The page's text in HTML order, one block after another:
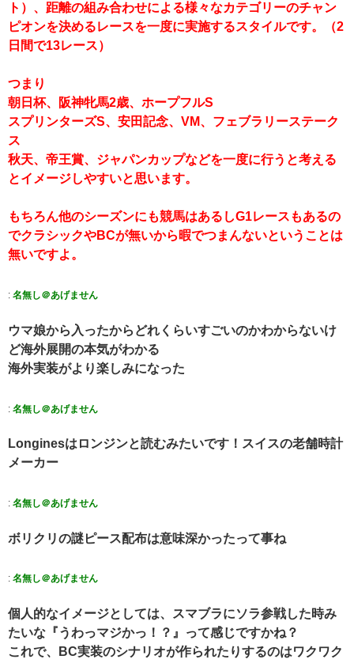
ト）、距離の組み合わせによる様々なカテゴリーのチャン
ピオンを決めるレースを一度に実施するスタイルです。（2
日間で13レース）
つまり
朝日杯、阪神牝馬2歳、ホープフルS
スプリンターズS、安田記念、VM、フェブラリーステーク
ス
秋天、帝王賞、ジャパンカップなどを一度に行うと考える
とイメージしやすいと思います。
もちろん他のシーズンにも競馬はあるしG1レースもあるの
でクラシックやBCが無いから暇でつまんないということは
無いですよ。
: 名無し＠あげません
ウマ娘から入ったからどれくらいすごいのかわからないけ
ど海外展開の本気がわかる
海外実装がより楽しみになった
: 名無し＠あげません
Longinesはロンジンと読むみたいです！スイスの老舗時計
メーカー
: 名無し＠あげません
ボリクリの謎ピース配布は意味深かったって事ね
: 名無し＠あげません
個人的なイメージとしては、スマブラにソラ参戦した時み
たいな『うわっマジかっ！？』って感じですかね？
これで、BC実装のシナリオが作られたりするのはワクワク